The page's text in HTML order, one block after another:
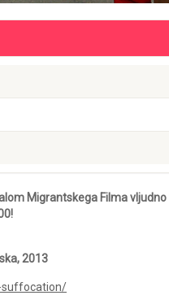
Migrantskega Filma
2013
suffocation/